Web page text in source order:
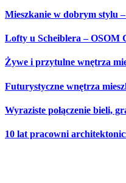
Mieszkanie w dobrym stylu
Lofty u Scheiblera – OSOM
Żywe i przytulne wnętrza
Futurystyczne wnętrza
Wyraziste połączenie bieli,
10 lat pracowni